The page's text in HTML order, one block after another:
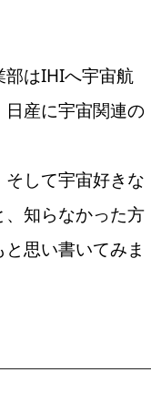
部はIHIへ宇宙航
産に宇宙関連の
そして宇宙好きな
知らなかった方
思い書いてみま